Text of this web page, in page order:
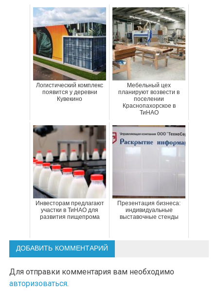
Логистический комплекс
появится у деревни
Кувекино
Мебельный цех
планируют возвести в
поселении
Краснопахорское в
ТиНАО
Инвесторам предлагают
участки в ТиНАО для
развития пищепрома
Презентация бизнеса:
индивидуальные
выставочные стенды
ДОБАВИТЬ КОММЕНТАРИЙ
Для отправки комментария вам необходимо
авторизоваться.